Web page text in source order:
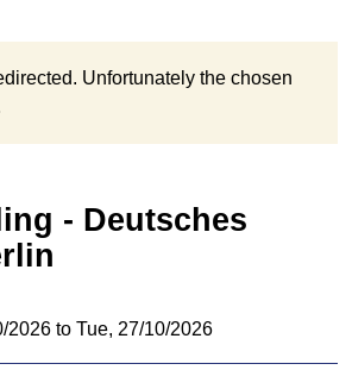
Unfortunately the chosen
2026 to Tue, 27/10/2026